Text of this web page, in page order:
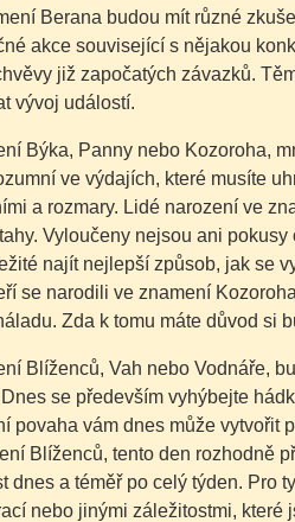
Berana budou mít různé
akce související s nějakou
již započatých závazků.
vývoj událostí.
Býka, Panny nebo Kozoroha,
ve výdajích, které musíte
a rozmary. Lidé narození ve
Vyloučeny nejsou ani
najít nejlepší způsob, jak se
se narodili ve znamení
Zda k tomu máte důvod si
Blíženců, Vah nebo Vodnáře,
se především vyhýbejte
povaha vám dnes může vytvořit
Blíženců, tento den rozhodně
dnes a téměř po celý týden. Pro
nebo jinými záležitostmi,